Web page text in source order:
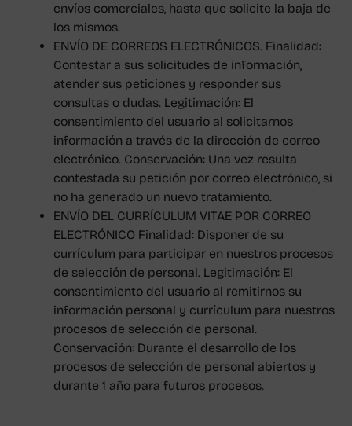
envíos comerciales, hasta que solicite la baja de
los mismos.
ENVÍO DE CORREOS ELECTRÓNICOS. Finalidad:
Contestar a sus solicitudes de información,
atender sus peticiones y responder sus
consultas o dudas. Legitimación: El
consentimiento del usuario al solicitarnos
información a través de la dirección de correo
electrónico. Conservación: Una vez resulta
contestada su petición por correo electrónico, si
no ha generado un nuevo tratamiento.
ENVÍO DEL CURRÍCULUM VITAE POR CORREO
ELECTRÓNICO Finalidad: Disponer de su
currículum para participar en nuestros procesos
de selección de personal. Legitimación: El
consentimiento del usuario al remitirnos su
información personal y currículum para nuestros
procesos de selección de personal.
Conservación: Durante el desarrollo de los
procesos de selección de personal abiertos y
durante 1 año para futuros procesos.